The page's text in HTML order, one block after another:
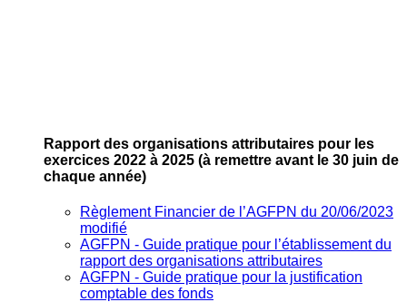
Rapport des organisations attributaires pour les
exercices 2022 à 2025 (à remettre avant le 30 juin de
chaque année)
Règlement Financier de l’AGFPN du 20/06/2023
modifié
AGFPN ‐ Guide pratique pour l’établissement du
rapport des organisations attributaires
AGFPN ‐ Guide pratique pour la justification
comptable des fonds